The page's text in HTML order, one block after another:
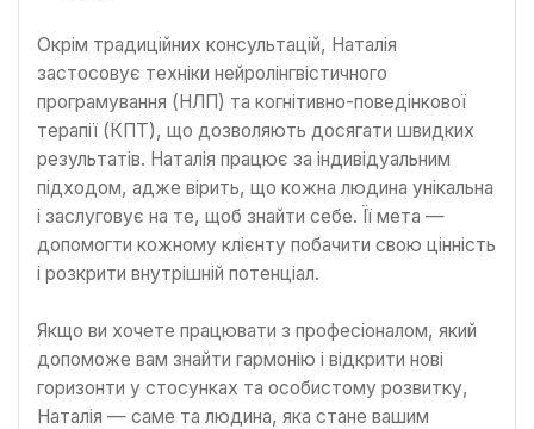
Окрім традиційних консультацій, Наталія
застосовує техніки нейролінгвістичного
програмування (НЛП) та когнітивно-поведінкової
терапії (КПТ), що дозволяють досягати швидких
результатів. Наталія працює за індивідуальним
підходом, адже вірить, що кожна людина унікальна
і заслуговує на те, щоб знайти себе. Її мета —
допомогти кожному клієнту побачити свою цінність
і розкрити внутрішній потенціал.
Якщо ви хочете працювати з професіоналом, який
допоможе вам знайти гармонію і відкрити нові
горизонти у стосунках та особистому розвитку,
Наталія — саме та людина, яка стане вашим